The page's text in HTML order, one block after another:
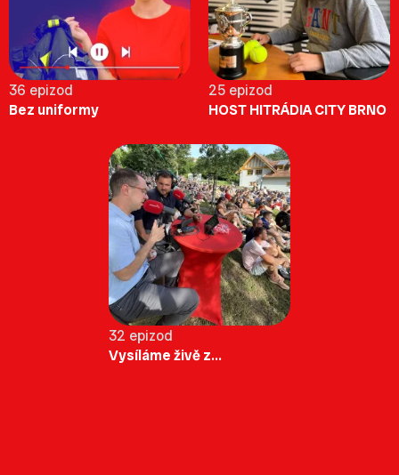
36 epizod
Bez uniformy
25 epizod
HOST HITRÁDIA CITY BRNO
32 epizod
Vysíláme živě z...